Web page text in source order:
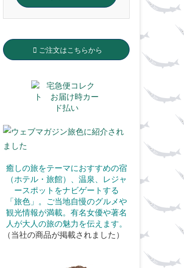
ご注文はこちらから
癒しの旅をテーマにおすすめの宿
（ホテル・旅館）、温泉、
レジャ
ースポットをナビゲートする
「旅色」。ご当地自慢のグルメや
観光情報が満載。 有名女優や著名
人が大人の旅の魅力を伝えます。
（当社の商品が掲載されました）